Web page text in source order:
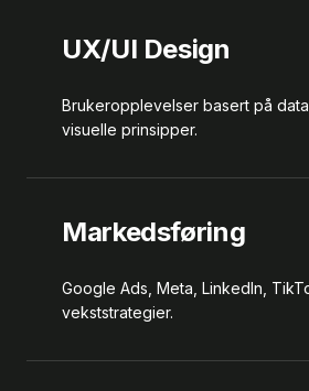
UX/UI Design
Brukeropplevelser basert på
visuelle prinsipper.
Markedsføring
Google Ads, Meta, LinkedIn,
vekststrategier.